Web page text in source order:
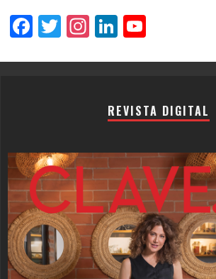
Facebook
Twitter
Instagram
LinkedIn
REVISTA DIGITAL